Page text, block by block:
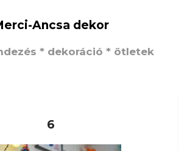
Ancsa dekor
* dekoráció * ötletek
6